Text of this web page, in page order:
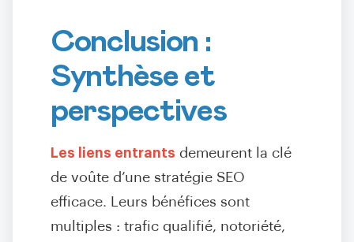
Conclusion :
Synthèse et
perspectives
Les liens entrants demeurent la clé
de voûte d’une stratégie SEO
efficace. Leurs bénéfices sont
multiples : trafic qualifié, notoriété,